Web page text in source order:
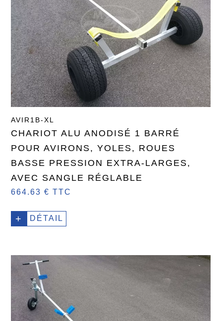
AVIR1B-XL
CHARIOT ALU ANODISÉ 1 BARRÉ
POUR AVIRONS, YOLES, ROUES
BASSE PRESSION EXTRA-LARGES,
AVEC SANGLE RÉGLABLE
664.63 € TTC
+ DÉTAIL